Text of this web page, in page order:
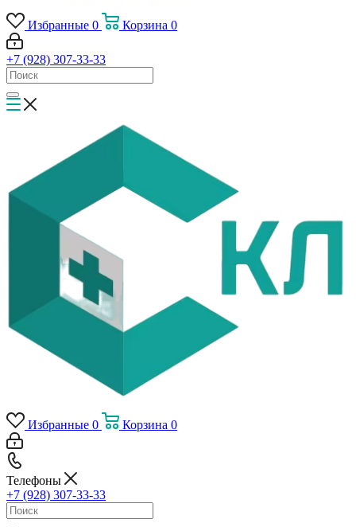
Избранные 0 Корзина 0
+7 (928) 307-33-33
Избранные 0 Корзина 0
Телефоны
+7 (928) 307-33-33